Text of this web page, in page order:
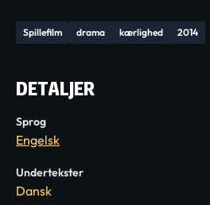
Spillefilm drama kærlighed 2014
DETALJER
Sprog
Engelsk
Undertekster
Dansk